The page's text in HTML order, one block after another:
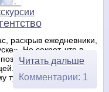
раскрыв ежедневники,
Не секрет, что в
– проводят
Остается только
туристическому
Читать дальше
Комментарии: 1